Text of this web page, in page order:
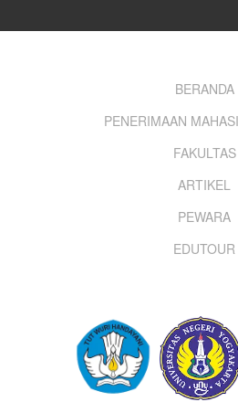
BERANDA
PENERIMAAN
FAKULTAS
ARTIKEL
PEWARA
EDUTOUR